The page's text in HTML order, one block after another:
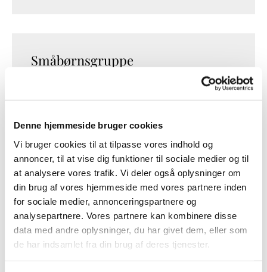
Denne hjemmeside bruger cookies
Vi bruger cookies til at tilpasse vores indhold og
annoncer, til at vise dig funktioner til sociale medier og til
at analysere vores trafik. Vi deler også oplysninger om
din brug af vores hjemmeside med vores partnere inden
for sociale medier, annonceringspartnere og
analysepartnere. Vores partnere kan kombinere disse
data med andre oplysninger, du har givet dem, eller som
de har indsamlet fra din brug af deres tjenester.
Småbørnsgruppe
Vi leger, griner og vokser sammen. Hver
mandag samles vi til en legegruppe. Det er
Læs mere
Familiegudstjenester
Hver tredje måned holder vi en